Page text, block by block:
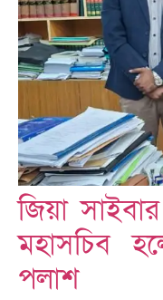
জিয়া
মহাসচিব
পলাশ